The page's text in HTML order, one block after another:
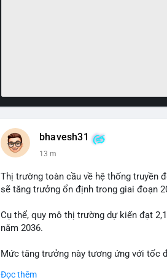
bhavesh31
13 m
Thị trường toàn cầu về hệ thống truyền
sẽ tăng trưởng ổn định trong giai đoạn
Cụ thể, quy mô thị trường dự kiến đạt
năm 2036.
Mức tăng trưởng này tương ứng với tốc
Đọc thêm